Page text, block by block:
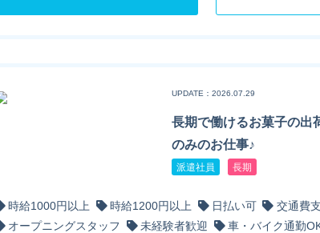
UPDATE：2026.07.29
長期で働けるお菓子の出
のみのお仕事♪
派遣社員 長期
時給1000円以上 時給1200円以上 日払い可
交通費
オープニングスタッフ
未経験者歓迎 車・バイク通勤